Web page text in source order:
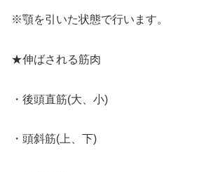
※顎を引いた状態で行います。
★伸ばされる筋肉
・後頭直筋(大、小)
・頭斜筋(上、下)